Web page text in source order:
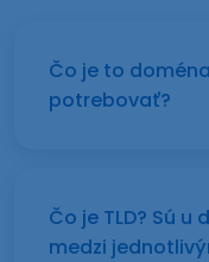
Čo je to
potrebovať?
Čo je TLD? Sú
medzi